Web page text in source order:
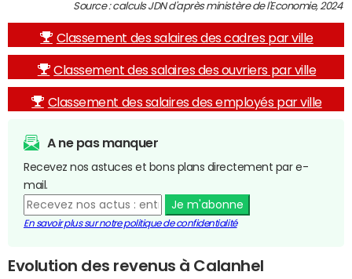
Source : calculs JDN d'après ministère de l'Economie, 2024
Classement des salaires des cadres par ville
Classement des salaires des ouvriers par ville
Classement des salaires des employés par ville
A ne pas manquer
Recevez nos astuces et bons plans directement par e-
mail.
Je m'abonne
En savoir plus sur notre politique de confidentialité
Evolution des revenus à Calanhel